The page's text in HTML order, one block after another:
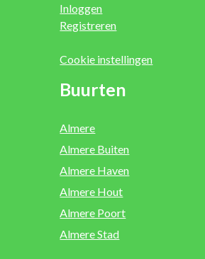
Inloggen
Registreren
Cookie instellingen
Buurten
Almere
Almere Buiten
Almere Haven
Almere Hout
Almere Poort
Almere Stad